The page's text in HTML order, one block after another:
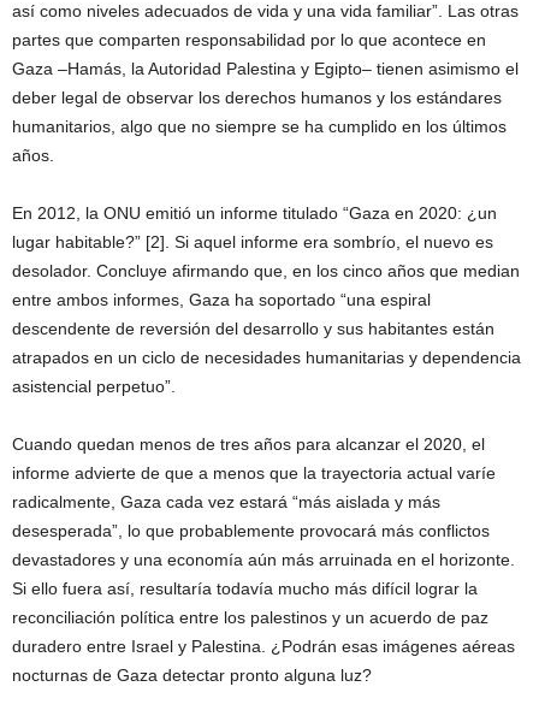
así como niveles adecuados de vida y una vida familiar”. Las otras
partes que comparten responsabilidad por lo que acontece en
Gaza –Hamás, la Autoridad Palestina y Egipto– tienen asimismo el
deber legal de observar los derechos humanos y los estándares
humanitarios, algo que no siempre se ha cumplido en los últimos
años.
En 2012, la ONU emitió un informe titulado “Gaza en 2020: ¿un
lugar habitable?” [2]. Si aquel informe era sombrío, el nuevo es
desolador. Concluye afirmando que, en los cinco años que median
entre ambos informes, Gaza ha soportado “una espiral
descendente de reversión del desarrollo y sus habitantes están
atrapados en un ciclo de necesidades humanitarias y dependencia
asistencial perpetuo”.
Cuando quedan menos de tres años para alcanzar el 2020, el
informe advierte de que a menos que la trayectoria actual varíe
radicalmente, Gaza cada vez estará “más aislada y más
desesperada”, lo que probablemente provocará más conflictos
devastadores y una economía aún más arruinada en el horizonte.
Si ello fuera así, resultaría todavía mucho más difícil lograr la
reconciliación política entre los palestinos y un acuerdo de paz
duradero entre Israel y Palestina. ¿Podrán esas imágenes aéreas
nocturnas de Gaza detectar pronto alguna luz?